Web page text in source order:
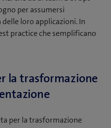
per assumersi
loro applicazioni. In
practice che semplificano
la trasformazione
per la trasformazione